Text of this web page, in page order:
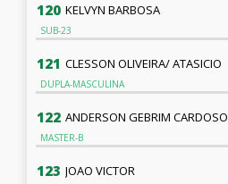
120 KELVYN BARBOSA
SUB-23
121 CLESSON OLIVEIRA/ ATASICIO
DUPLA-MASCULINA
122 ANDERSON GEBRIM CARDOSO
MASTER-B
123 JOAO VICTOR